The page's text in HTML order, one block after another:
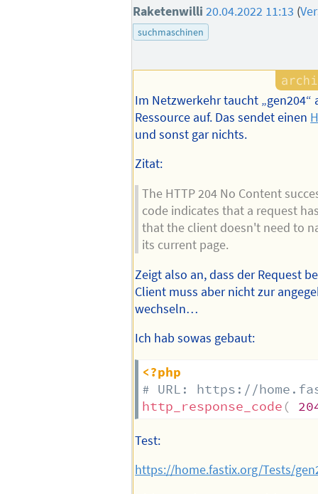
Raketenwilli20.04.2022 11:13 (
suchmaschinen
Im Netzwerkehr taucht „gen204“
Ressource auf. Das sendet einen
und sonst gar nichts.
Zitat:
The HTTP 204 No Content
code indicates that a request
that the client doesn't need to
its current page.
Zeigt also an, dass der Request
Client muss aber nicht zur
wechseln…
Ich hab sowas gebaut:
<?php
# URL: https://
http_response_code (
Test:
https://home.fastix.org/Tests/